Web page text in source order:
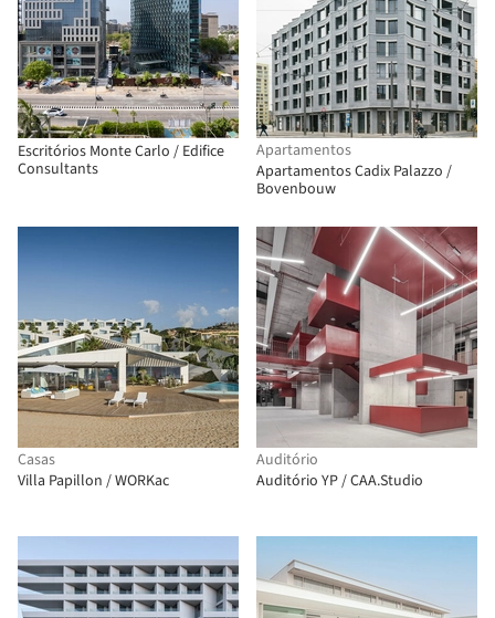
Escritórios Monte Carlo / Edifice
Consultants
Apartamentos
Apartamentos Cadix Palazzo /
Bovenbouw
Casas
Villa Papillon / WORKac
Auditório
Auditório YP / CAA.Studio